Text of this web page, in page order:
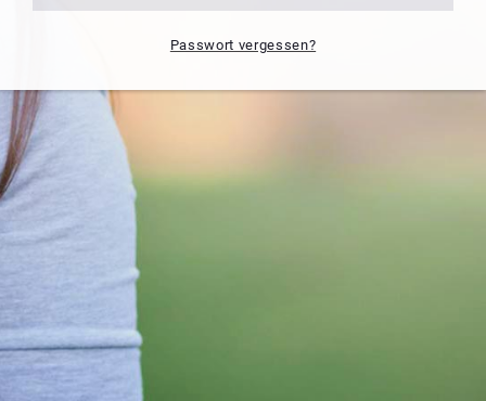
Passwort vergessen?